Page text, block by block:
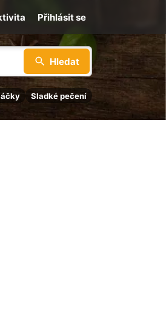
Hledat
Sladké pečení
Přihlásit se